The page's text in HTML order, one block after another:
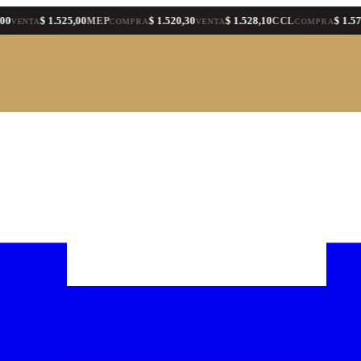
$ 1.525,00MEPCOMPRA$ 1.520,30VENTA$ 1.528,10CCLCOMPRA$ 1.578,40